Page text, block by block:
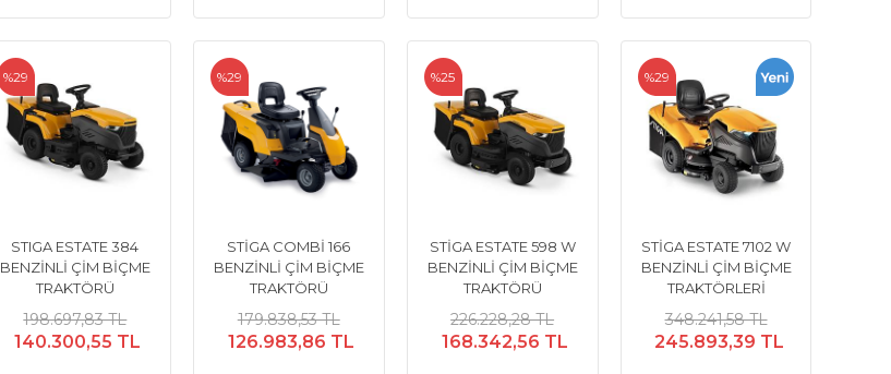
STIGA ESTATE 384
BENZİNLİ ÇİM BİÇME
TRAKTÖRÜ
198.697,83 TL
140.300,55 TL
%29
STİGA COMBİ 166
BENZİNLİ ÇİM BİÇME
TRAKTÖRÜ
179.838,53 TL
126.983,86 TL
%29
STİGA ESTATE 598 W
BENZİNLİ ÇİM BİÇME
TRAKTÖRÜ
226.228,28 TL
168.342,56 TL
%25
STİGA ESTATE 7102 W
BENZİNLİ ÇİM BİÇME
TRAKTÖRLERİ
348.241,58 TL
245.893,39 TL
%29